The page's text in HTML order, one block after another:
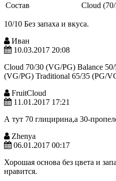
Состав
Cloud
10/10 Без запаха и вкуса.
Иван
10.03.2017 20:08
Cloud 70/30 (VG/PG) Balance
(VG/PG) Traditional 65/35 (PG/
FruitCloud
11.01.2017 17:21
А тут 70 глицирина,а 30-
Zhenya
06.01.2017 00:17
Хорошая основа без цвета и
нравится.